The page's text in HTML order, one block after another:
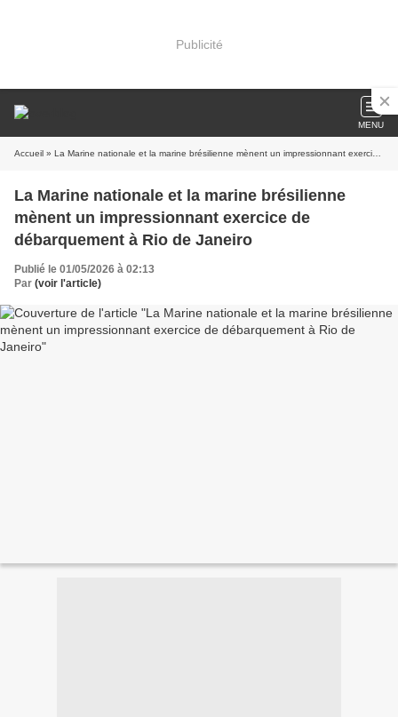
Publicité
MENU
Accueil » La Marine nationale et la marine brésilienne mènent un impressionnant exercice de débarquement à Rio de Janeiro
La Marine nationale et la marine brésilienne
mènent un impressionnant exercice de
débarquement à Rio de Janeiro
Publié le 01/05/2026 à 02:13
Par (voir l'article)